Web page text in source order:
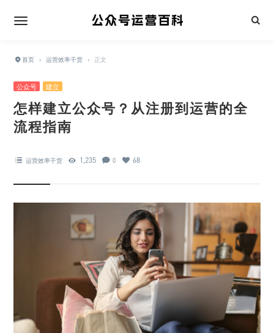
首页 › 运营效率干货 › 正文
公众号 建立
怎样建立公众号？从注册到运营的全
流程指南
运营效率干货 1,235 0 68